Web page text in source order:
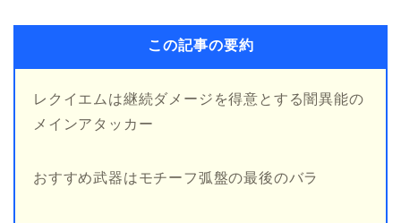
この記事の要約
レクイエムは継続ダメージを得意とする闇異能の
メインアタッカー
おすすめ武器はモチーフ弧盤の最後のバラ